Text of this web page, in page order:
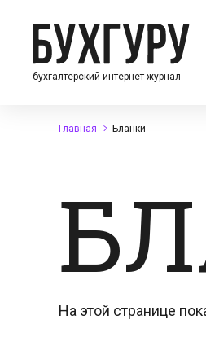
бухгалтерский интернет-журнал
Главная Бланки
На этой странице